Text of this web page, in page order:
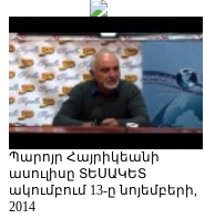
Պարոյր Հայրիկեանի
ասուլիսը ՏԵՍԱԿԵՏ
ակումբում 13-ը նոյեմբերի,
2014